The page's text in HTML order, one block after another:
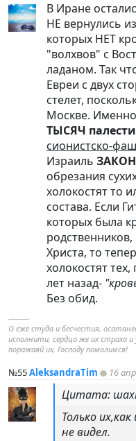
В Иране
НЕ вернулись
которых НЕТ
"волхвов" с
ладаном. Так
Евреи с двух
стелет,
Москве. Именно
ТЫСЯЧ
сионистско-
Израиль
обрезания
холокостят то
состава. Если
которых была
Христа, то
холокостят
лет назад-
Без обид.
----------
О еже студа и бесчестия,
исполнити, сердца же их страха и
поражаяй их, Господу помолимся!
№55AleksandraTim 16
Цитата:
Только
не видел.